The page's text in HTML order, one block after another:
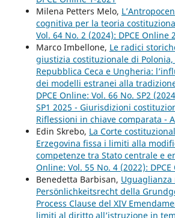
Milena Petters Melo,
cognitiva per la teoria
Vol. 64 No. 2 (2024): DPCE Online
Marco Imbellone, Le radici
giustizia costituzionale di Polonia,
Repubblica Ceca e Ungheria:
dei modelli estranei alla
DPCE Online: Vol. 66 No. SP2
SP1 2025 - Giurisdizioni
Riflessioni in chiave comparata -
Edin Skrebo, La Corte
Erzegovina fissa i limiti alla
competenze tra Stato centrale e
Online: Vol. 55 No. 4 (2022):
Benedetta Barbisan, Uguaglianza
Persönlichkeitsrecht della
Process Clause del XIV
limiti al diritto all’istruzione in